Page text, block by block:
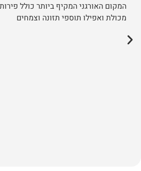
המקום האורגני המקיף ביותר כולל
מכולת ואפילו תוספי תזונה וצמחים